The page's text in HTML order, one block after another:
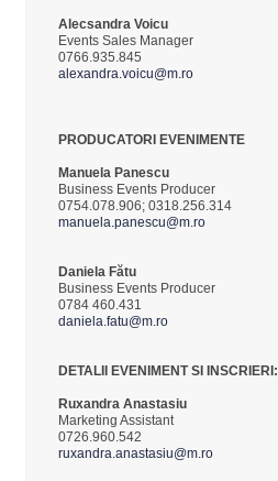
Alecsandra Voicu
Events Sales Manager
0766.935.845
alexandra.voicu@m.ro
PRODUCATORI EVENIMENTE
Manuela Panescu
Business Events Producer
0754.078.906; 0318.256.314
manuela.panescu@m.ro
Daniela Fătu
Business Events Producer
0784 460.431
daniela.fatu@m.ro
DETALII EVENIMENT SI INSCRIERI:
Ruxandra Anastasiu
Marketing Assistant
0726.960.542
ruxandra.anastasiu@m.ro